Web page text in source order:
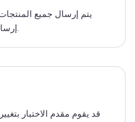
يتم إرسال جميع المنتجات
إرسال أي منتجات مادية عبر البريد.
قد يقوم مقدم الاختبار